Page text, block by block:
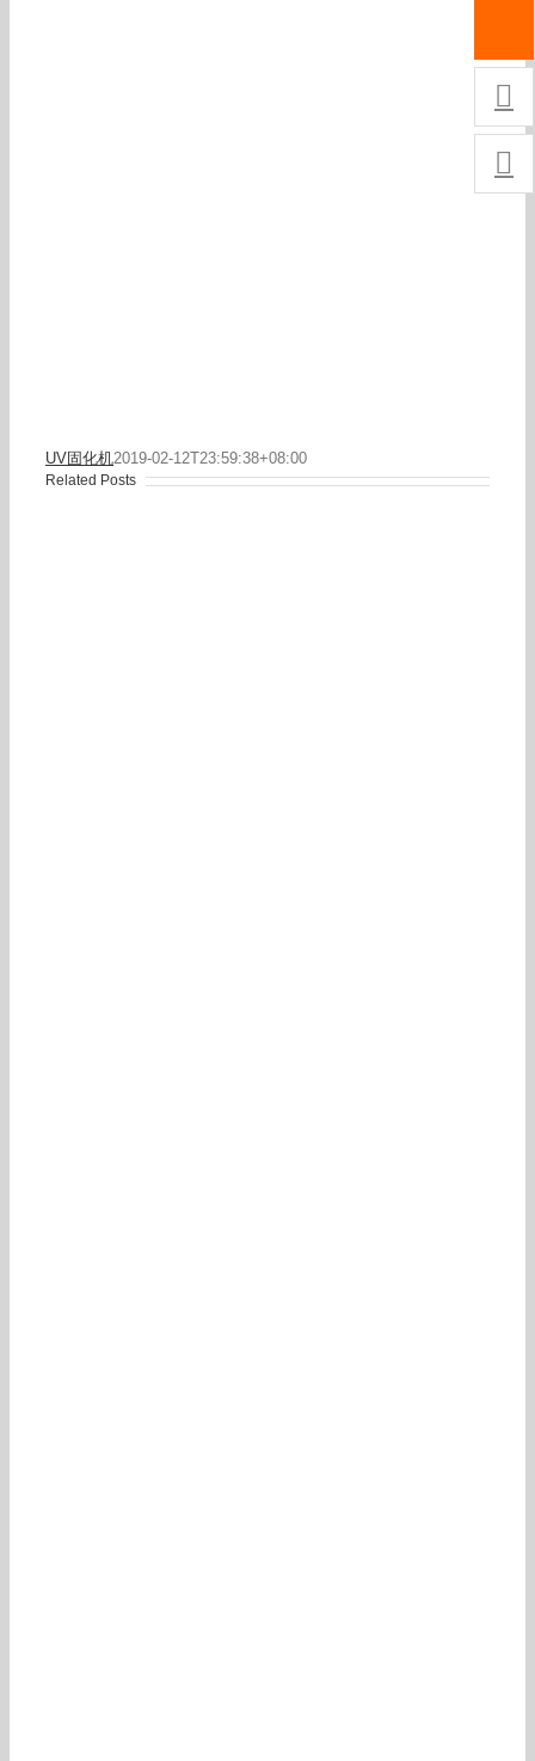
UV固化机2019-02-12T23:59:38+08:00
Related Posts

